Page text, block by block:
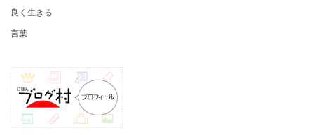
良く生きる
言葉